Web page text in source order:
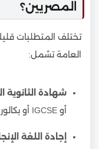
المصريين؟
تختلف المتطلبات
العامة تشمل:
شهادة الثانوية
أو IGCSE أو بكالوريا دولية).
إجادة اللغة